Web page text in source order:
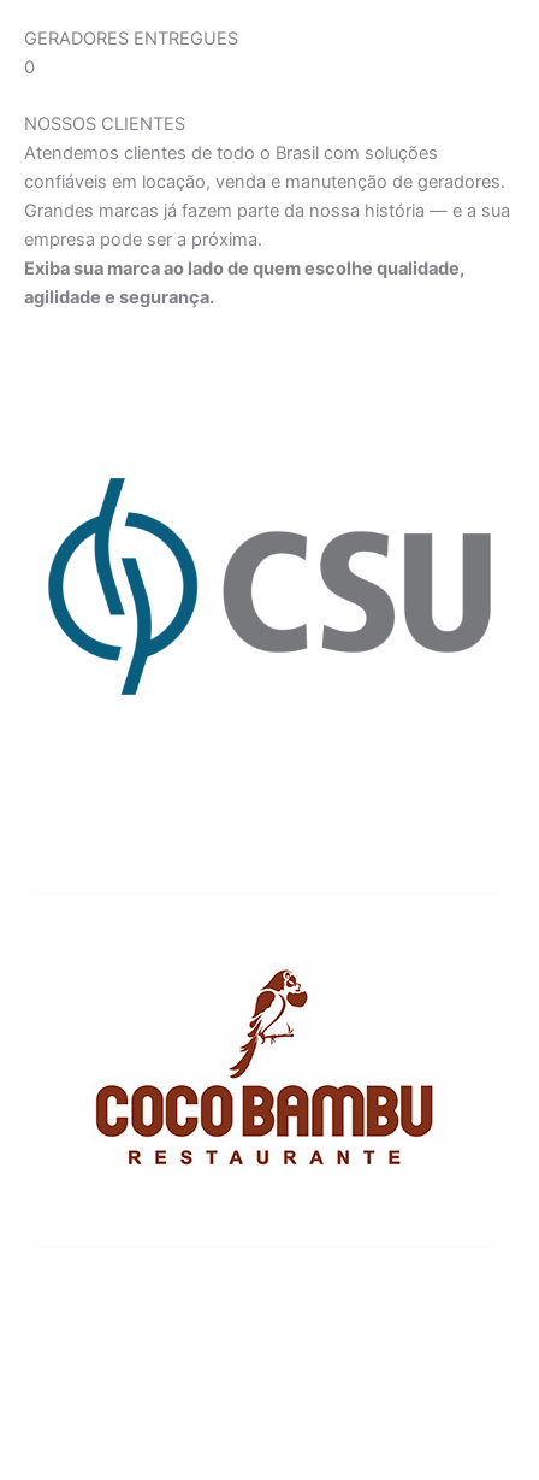
GERADORES ENTREGUES
0
NOSSOS CLIENTES
Atendemos clientes de todo o Brasil com soluções
confiáveis em locação, venda e manutenção de geradores.
Grandes marcas já fazem parte da nossa história — e a sua
empresa pode ser a próxima.
Exiba sua marca ao lado de quem escolhe qualidade,
agilidade e segurança.